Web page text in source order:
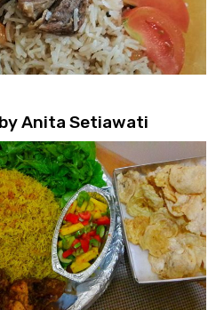
Anita Setiawati